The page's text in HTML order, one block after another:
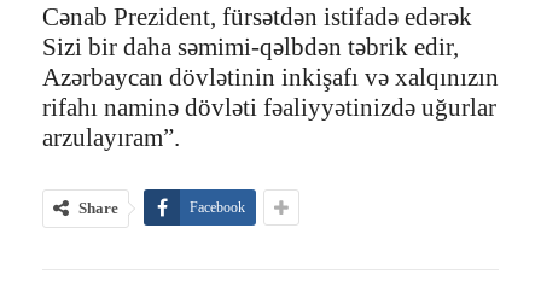
Cənab Prezident, fürsətdən istifadə edərək
Sizi bir daha səmimi-qəlbdən təbrik edir,
Azərbaycan dövlətinin inkişafı və xalqınızın
rifahı naminə dövləti fəaliyyətinizdə uğurlar
arzulayıram”.
Share Facebook